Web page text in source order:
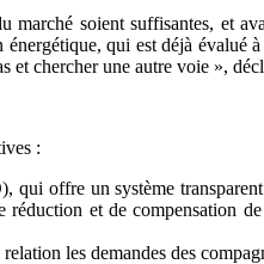
soient suffisantes, et
qui est déjà
et chercher une autre voie »,
:
offre un système
et de compensation
les demandes des